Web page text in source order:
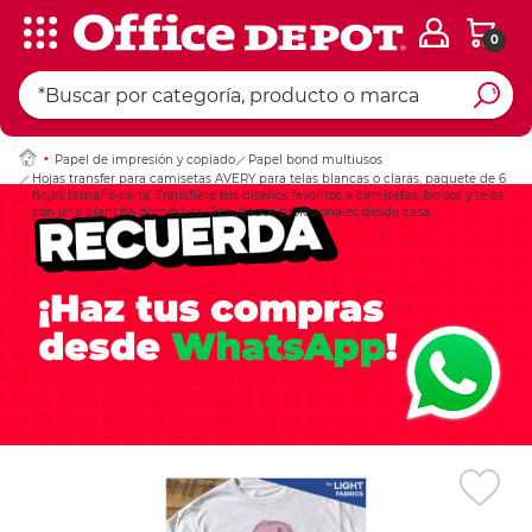
0
Papel de impresión y copiado
Papel bond multiusos
Hojas transfer para camisetas AVERY para telas blancas o claras, paquete de 6
hojas tamaño carta. Transfiere tus diseños favoritos a camisetas, bolsos y telas
con una plancha doméstica. Resultados profesionales desde casa.
Ingresar Codigo